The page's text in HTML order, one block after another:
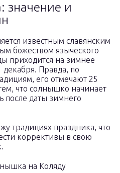
значение и
известным славянским
божеством языческого
приходится на зимнее
декабря. Правда, по
его отмечают 25
что солнышко начинает
после даты зимнего
традициях праздника, что
коррективы в свою